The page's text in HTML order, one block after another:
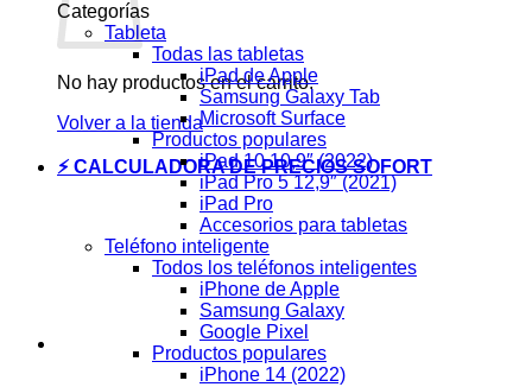
No hay productos en el carrito.
Volver a la tienda
⚡ CALCULADORA DE PRECIOS SOFORT
Categorías
Tableta
Todas las tabletas
iPad de Apple
Samsung Galaxy Tab
Microsoft Surface
Productos populares
iPad 10 10,9″ (2022)
iPad Pro 5 12,9″ (2021)
iPad Pro
Accesorios para tabletas
Teléfono inteligente
Todos los teléfonos inteligentes
iPhone de Apple
Samsung Galaxy
Google Pixel
Productos populares
iPhone 14 (2022)